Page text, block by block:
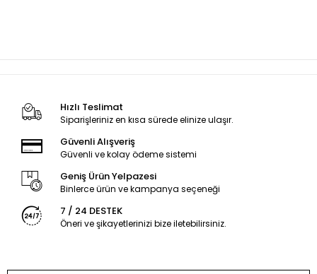
Hızlı Teslimat
Siparişleriniz en kısa sürede elinize ulaşır.
Güvenli Alışveriş
Güvenli ve kolay ödeme sistemi
Geniş Ürün Yelpazesi
Binlerce ürün ve kampanya seçeneği
7 / 24 DESTEK
Öneri ve şikayetlerinizi bize iletebilirsiniz.